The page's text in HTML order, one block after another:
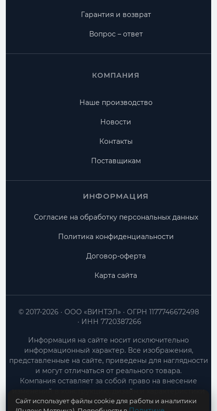
Гарантия и возврат
Вопрос – ответ
КОМПАНИЯ
Наше производство
Новости
Контакты
Поставщикам
ИНФОРМАЦИЯ
Согласие на обработку персональных данных
Политика конфиденциальности
Договор-оферта
Карта сайта
ООО «ВИНТЭЛ»
ОГРН 1177746672498
ИНН 7720387266
© 2017-2026
Информация на сайте носит исключительно
информационный характер. Все изображения,
представленные на сайте, приведены для наглядности
и могут отличаться от реального товара.
Компания оставляет за собой право на внесение
изменений в конструкцию, дизайн и характеристики
товара без предварительного уведомления.
Сайт использует файлы cookie для работы и аналитики